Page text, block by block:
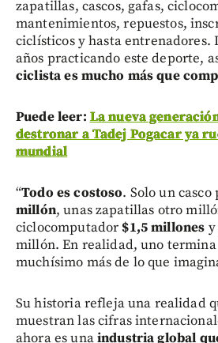
zapatillas, cascos, gafas,
mantenimientos, repuestos,
ciclísticos y hasta entrenadores.
años practicando este deporte,
ciclista es mucho más que
Puede leer: La nueva
destronar a Tadej Pogacar ya
mundial
“Todo es costoso. Solo un casco
millón, unas zapatillas otro
ciclocomputador $1,5 millones
millón. En realidad, uno
muchísimo más de lo que
Su historia refleja una realidad
muestran las cifras
ahora es unaindustria global